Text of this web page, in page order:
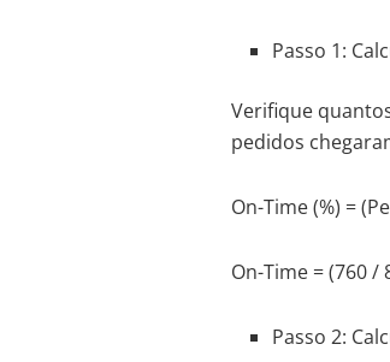
Passo 1:
Verifique
pedidos
On-Time (%) =
On-Time = (760 /
Passo 2: